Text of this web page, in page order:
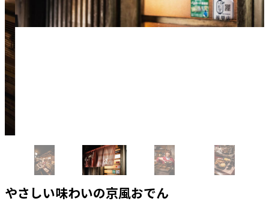
やさしい味わいの京風おでん